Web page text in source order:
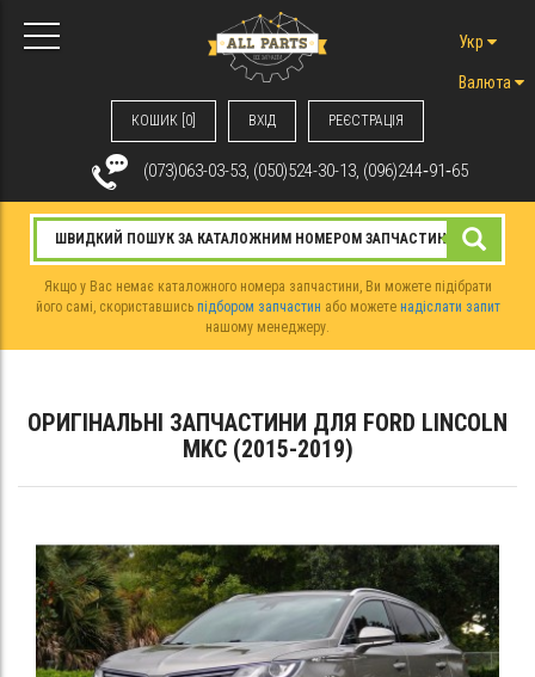
КОШИК [0] ВХIД РЕЄСТРАЦІЯ
Укр
Валюта
(073)063-03-53, (050)524-30-13, (096)244‑91‑65
Якщо у Вас немає каталожного номера запчастини, Ви можете підібрати
його самі, скориставшись підбором запчастин або можете надіслати запит
нашому менеджеру.
ОРИГІНАЛЬНІ ЗАПЧАСТИНИ ДЛЯ FORD LINCOLN
MKC (2015-2019)